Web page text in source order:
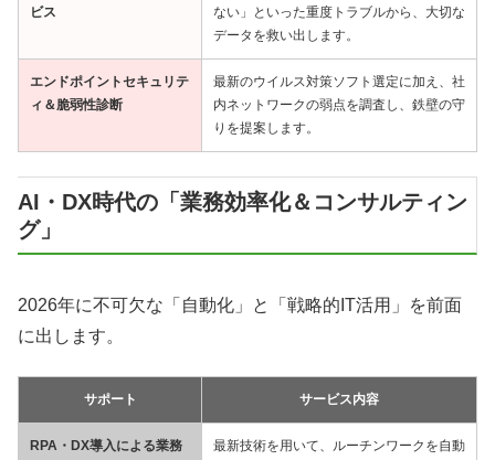
ビス
ない」といった重度トラブルから、大切な
データを救い出します。
エンドポイントセキュリテ
ィ＆脆弱性診断
最新のウイルス対策ソフト選定に加え、社
内ネットワークの弱点を調査し、鉄壁の守
りを提案します。
AI・DX時代の「業務効率化＆コンサルティン
グ」
2026年に不可欠な「自動化」と「戦略的IT活用」を前面
に出します。
サポート サービス内容
RPA・DX導入による業務
最新技術を用いて、ルーチンワークを自動